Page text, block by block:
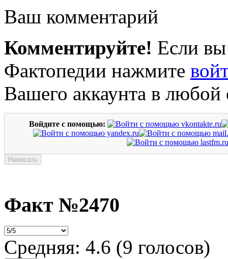
Ваш комментарий
Комментируйте! Если вы
Фактопедии нажмите
Вашего аккаунта в любой
Войдите с помощью:
Факт №2470
Средняя: 4.6 (9 голосов)